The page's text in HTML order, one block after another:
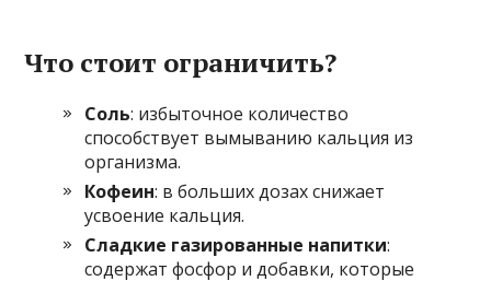
Что стоит ограничить?
Соль: избыточное количество
способствует вымыванию кальция из
организма.
Кофеин: в больших дозах снижает
усвоение кальция.
Сладкие газированные напитки:
содержат фосфор и добавки, которые